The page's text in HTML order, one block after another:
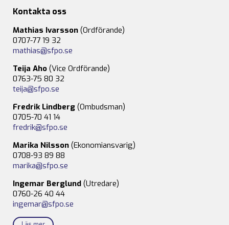
Kontakta oss
Mathias Ivarsson (Ordförande)
0707-77 19 32
mathias@sfpo.se
Teija Aho (Vice Ordförande)
0763-75 80 32
teija@sfpo.se
Fredrik Lindberg (Ombudsman)
0705-70 41 14
fredrik@sfpo.se
Marika Nilsson (Ekonomiansvarig)
0708-93 89 88
marika@sfpo.se
Ingemar Berglund (Utredare)
0760-26 40 44
ingemar@sfpo.se